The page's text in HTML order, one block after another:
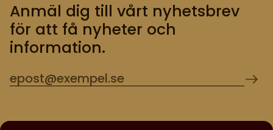
Anmäl dig till vårt nyhetsbrev
för att få nyheter och
information.